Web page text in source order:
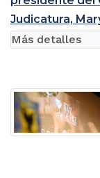
Judicatura,
Más detalles